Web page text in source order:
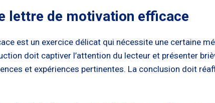
lettre de motivation efficace
est un exercice délicat qui nécessite une certaine
doit captiver l’attention du lecteur et présenter
et expériences pertinentes. La conclusion doit